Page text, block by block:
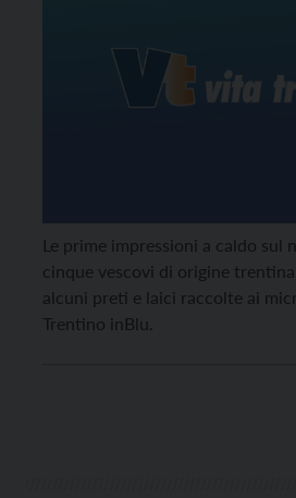
Le prime impressioni a caldo sul
cinque vescovi di origine
alcuni preti e laici raccolte ai
Trentino inBlu.